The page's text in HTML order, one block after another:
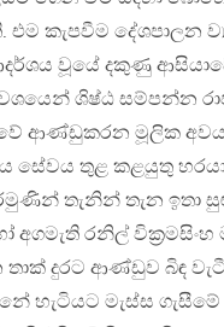
කැපවීම දේශපාලන
වූයේ දකුණු
ශිෂ්ඨ සම්පන්න
ආණ්ඩුකරන මූලික
සේවය තුළ කළයුතු
තැනින් තැන ඉතා
අගමැති රනිල්
දුරට ආණ්ඩුව බිඳ
හැටියට මැස්ස